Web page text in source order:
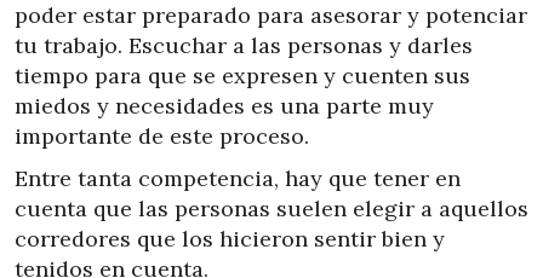
poder estar preparado para asesorar y potenciar
tu trabajo. Escuchar a las personas y darles
tiempo para que se expresen y cuenten sus
miedos y necesidades es una parte muy
importante de este proceso.
Entre tanta competencia, hay que tener en
cuenta que las personas suelen elegir a aquellos
corredores que los hicieron sentir bien y
tenidos en cuenta.